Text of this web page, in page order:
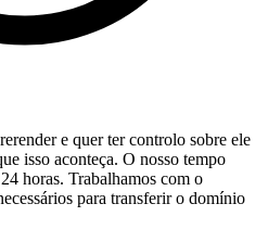
e quer ter controlo sobre ele
isso aconteça. O nosso tempo
horas. Trabalhamos com o
para transferir o domínio